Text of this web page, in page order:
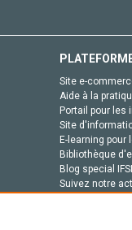
Site e-
Aide à la
Portail pour les
Site
E-learning pour
Bibliothèque
Blog special
Suivez notre